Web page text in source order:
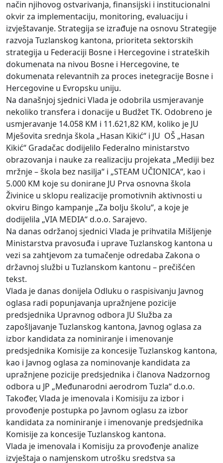
način njihovog ostvarivanja, finansijski i institucionalni
okvir za implementaciju, monitoring, evaluaciju i
izvještavanje. Strategija se izrađuje na osnovu Strategije
razvoja Tuzlanskog kantona, prioriteta sektorskih
strategija u Federaciji Bosne i Hercegovine i strateških
dokumenata na nivou Bosne i Hercegovine, te
dokumenata relevantnih za proces inetegracije Bosne i
Hercegovine u Evropsku uniju.
Na današnjoj sjednici Vlada je odobrila usmjeravanje
nekoliko transfera i donacije u Budžet TK. Odobreno je
usmjeravanje 14.058 KM i 11.621,82 KM, koliko je JU
Mješovita srednja škola „Hasan Kikić“ i JU OŠ „Hasan
Kikić“ Gradačac dodijelilo Federalno ministarstvo
obrazovanja i nauke za realizaciju projekata „Mediji bez
mržnje – škola bez nasilja“ i „STEAM UČIONICA“, kao i
5.000 KM koje su donirane JU Prva osnovna škola
Živinice u sklopu realizacije promotivnih aktivnosti u
okviru Bingo kampanje „Za bolju školu“, a koje je
dodijelila „VIA MEDIA“ d.o.o. Sarajevo.
Na danas održanoj sjednici Vlada je prihvatila Mišljenje
Ministarstva pravosuđa i uprave Tuzlanskog kantona u
vezi sa zahtjevom za tumačenje odredaba Zakona o
državnoj službi u Tuzlanskom kantonu – prečišćen
tekst.
Vlada je danas donijela Odluku o raspisivanju Javnog
oglasa radi popunjavanja upražnjene pozicije
predsjednika Upravnog odbora JU Služba za
zapošljavanje Tuzlanskog kantona, Javnog oglasa za
izbor kandidata za nominiranje i imenovanje
predsjednika Komisije za koncesije Tuzlanskog kantona,
kao i Javnog oglasa za nominovanje kandidata za
upražnjene pozicije predsjednika i članova Nadzornog
odbora u JP „Međunarodni aerodrom Tuzla“ d.o.o.
Također, Vlada je imenovala i Komisiju za izbor i
provođenje postupka po Javnom oglasu za izbor
kandidata za nominiranje i imenovanje predsjednika
Komisije za koncesije Tuzlanskog kantona.
Vlada je imenovala i Komisiju za provođenje analize
izvještaja o namjenskom utrošku sredstva sa